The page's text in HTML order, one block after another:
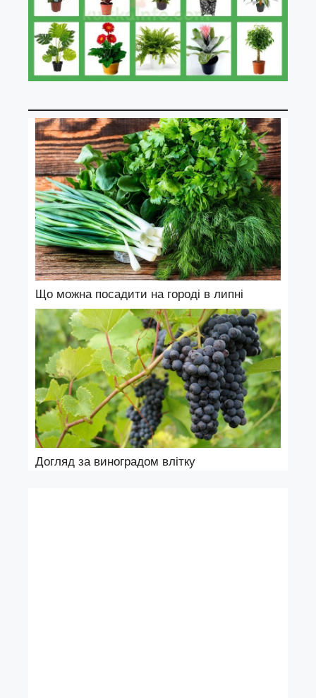
Що можна посадити на городі в липні
Догляд за виноградом влітку